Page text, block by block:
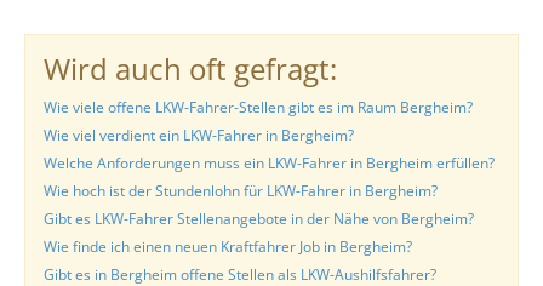
Wird auch oft gefragt:
Wie viele offene LKW-Fahrer-Stellen gibt es im Raum Bergheim?
Wie viel verdient ein LKW-Fahrer in Bergheim?
Welche Anforderungen muss ein LKW-Fahrer in Bergheim erfüllen?
Wie hoch ist der Stundenlohn für LKW-Fahrer in Bergheim?
Gibt es LKW-Fahrer Stellenangebote in der Nähe von Bergheim?
Wie finde ich einen neuen Kraftfahrer Job in Bergheim?
Gibt es in Bergheim offene Stellen als LKW-Aushilfsfahrer?